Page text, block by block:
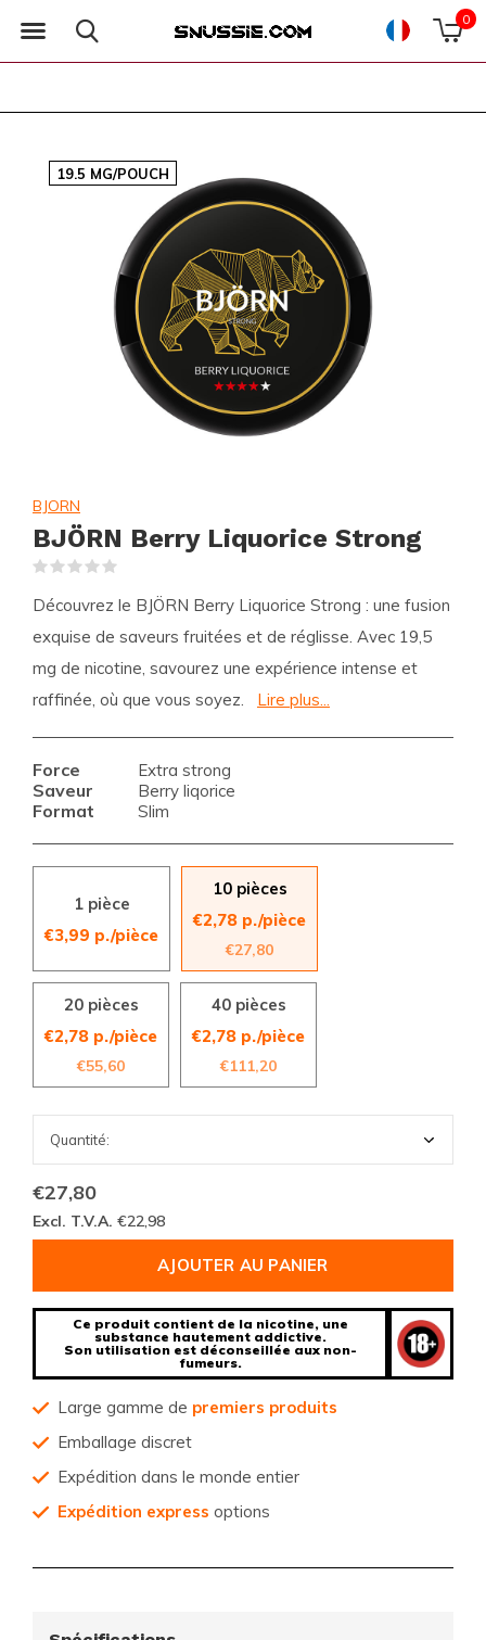
0
19.5 MG/POUCH
BJORN
BJÖRN Berry Liquorice Strong
Découvrez le BJÖRN Berry Liquorice Strong : une fusion
exquise de saveurs fruitées et de réglisse. Avec 19,5
mg de nicotine, savourez une expérience intense et
raffinée, où que vous soyez.
Lire plus...
Force Extra strong
Saveur Berry liqorice
Format Slim
1 pièce
€3,99 p./pièce
10 pièces
€2,78 p./pièce
€27,80
20 pièces
€2,78 p./pièce
€55,60
40 pièces
€2,78 p./pièce
€111,20
€27,80
Excl. T.V.A. €22,98
AJOUTER AU PANIER
Ce produit contient de la nicotine, une
substance hautement addictive.
Son utilisation est déconseillée aux non-
fumeurs.
Large gamme de premiers produits
Emballage discret
Expédition dans le monde entier
Expédition express options